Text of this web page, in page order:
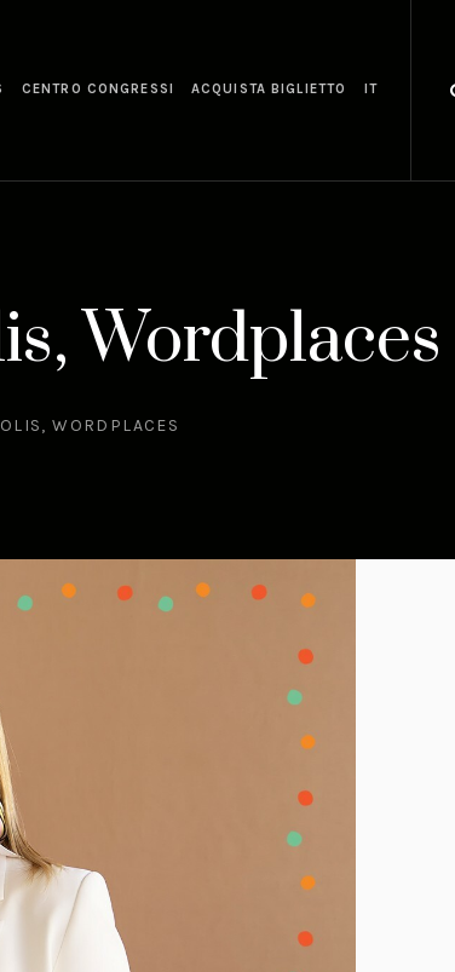
CENTRO CONGRESSI ACQUISTA BIGLIETTO IT
Wordplaces
WORDPLACES